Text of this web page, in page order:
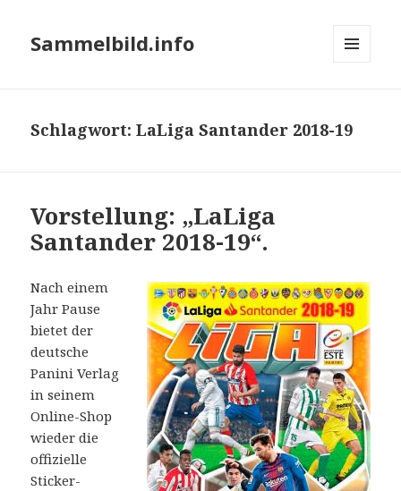
Sammelbild.info
Schlagwort:LaLiga Santander 2018-19
Vorstellung: „LaLiga
Santander 2018-19“.
Nach einem
Jahr Pause
bietet der
deutsche
Panini Verlag
in seinem
Online-Shop
wieder die
offizielle
Sticker-